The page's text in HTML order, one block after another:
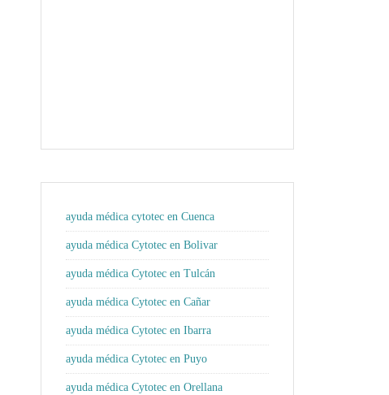
ayuda médica cytotec en Cuenca
ayuda médica Cytotec en Bolivar
ayuda médica Cytotec en Tulcán
ayuda médica Cytotec en Cañar
ayuda médica Cytotec en Ibarra
ayuda médica Cytotec en Puyo
ayuda médica Cytotec en Orellana